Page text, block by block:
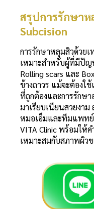
สรุปการรักษา
Subcision
การรักษาหลุมสิวด้วยเ
เหมาะสำหรับผู้ที่มีปัญ
Rolling scars และ
ข้างถาวร แม้จะต้องใ
ที่ถูกต้องและการรักษ
มาเรียบเนียนสวยงาม
หมอเอ็มและทีมแพท
VITA Clinic พร้อมให้
เหมาะสมกับสภาพผิว